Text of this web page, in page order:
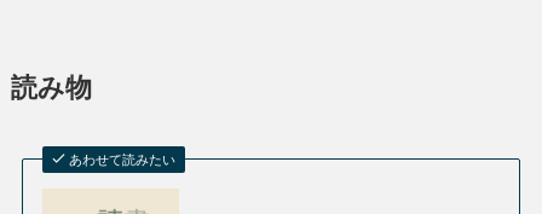
読み物
あわせて読みたい